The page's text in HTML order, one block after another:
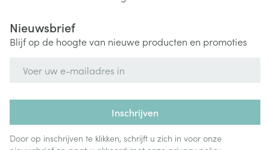
Nieuwsbrief
Blijf op de hoogte van nieuwe producten en promoties
Inschrijven
Door op inschrijven te klikken, schrijft u zich in voor onze